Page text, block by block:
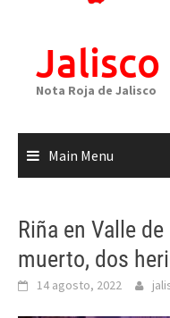
Jalisco
Nota Roja de Jalisco
Main Menu
Riña en Valle
muerto, dos
14 agosto, 2022